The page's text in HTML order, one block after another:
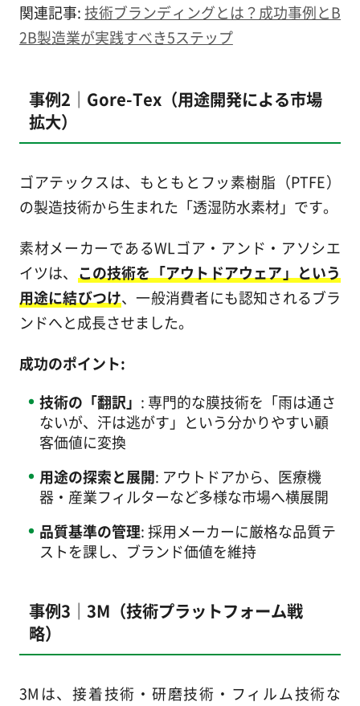
関連記事:技術ブランディングとは？成功事例とB
2B製造業が実践すべき5ステップ
事例2｜Gore-Tex（用途開発による市場
拡大）
ゴアテックスは、もともとフッ素樹脂（PTFE）
の製造技術から生まれた「透湿防水素材」です。
素材メーカーであるWLゴア・アンド・アソシエ
イツは、 この技術を「アウトドアウェア」という
用途に結びつけ、一般消費者にも認知されるブラ
ンドへと成長させました。
成功のポイント:
技術の「翻訳」 : 専門的な膜技術を「雨は通さ
ないが、汗は逃がす」という分かりやすい顧
客価値に変換
用途の探索と展開: アウトドアから、医療機
器・産業フィルターなど多様な市場へ横展開
品質基準の管理: 採用メーカーに厳格な品質テ
ストを課し、ブランド価値を維持
事例3｜3M（技術プラットフォーム戦
略）
3Mは、接着技術・研磨技術・フィルム技術な